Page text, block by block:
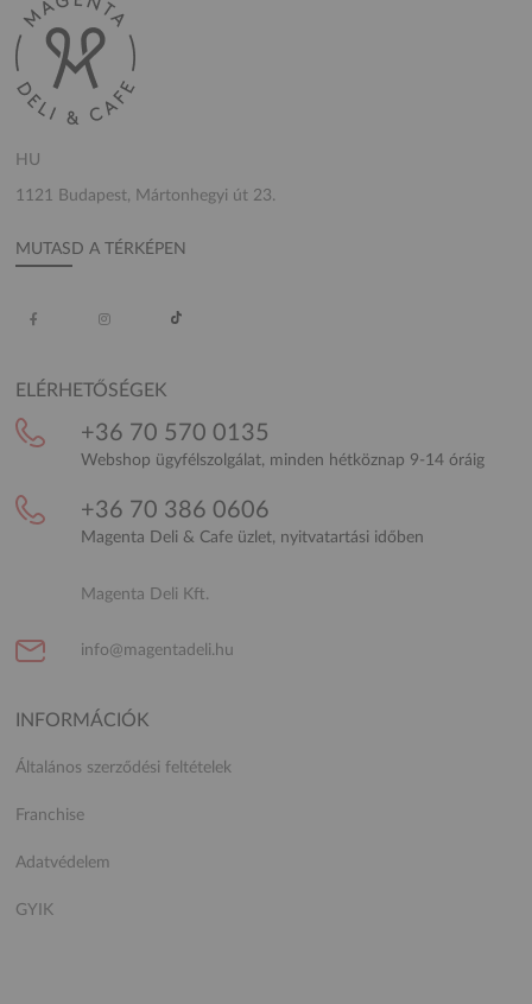
HU
1121 Budapest, Mártonhegyi út 23.
MUTASD A TÉRKÉPEN
ELÉRHETŐSÉGEK
+36 70 570 0135
Webshop ügyfélszolgálat, minden hétköznap 9-14 óráig
+36 70 386 0606
Magenta Deli & Cafe üzlet, nyitvatartási időben
Magenta Deli Kft.
info@magentadeli.hu
INFORMÁCIÓK
Általános szerződési feltételek
Franchise
Adatvédelem
GYIK